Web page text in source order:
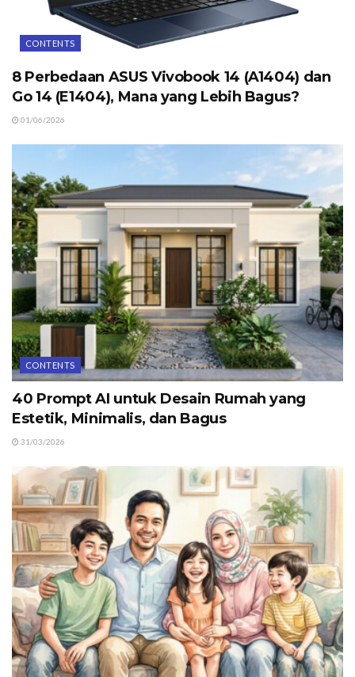
CONTENTS
8 Perbedaan ASUS Vivobook 14 (A1404) dan
Go 14 (E1404), Mana yang Lebih Bagus?
01/06/2026
CONTENTS
40 Prompt AI untuk Desain Rumah yang
Estetik, Minimalis, dan Bagus
31/03/2026